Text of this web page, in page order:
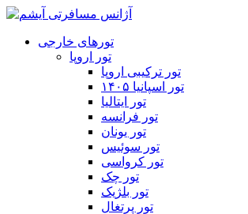
تورهای خارجی
تور اروپا
تور ترکیبی اروپا
تور اسپانیا ۱۴۰۵
تور ایتالیا
تور فرانسه
تور یونان
تور سوئیس
تور کرواسی
تور چک
تور بلژیک
تور پرتغال